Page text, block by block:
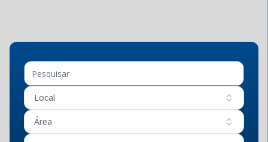
Local
Área